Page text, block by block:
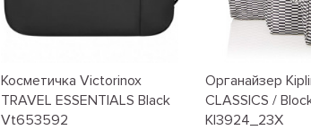
Косметичка Victorinox
TRAVEL ESSENTIALS Black
Vt653592
Органайзер
CLASSICS /
KI3924_23X